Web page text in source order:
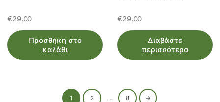
€29.00
Προσθήκη στο
καλάθι
€29.00
Διαβάστε
περισσότερα
1 2 … 8 →